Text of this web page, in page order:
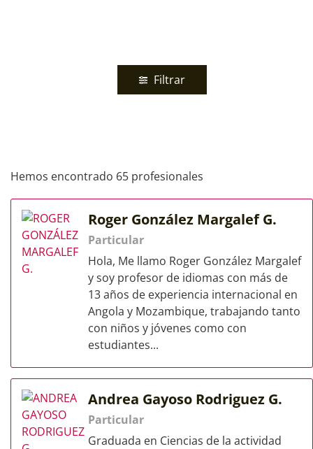
Filtrar
Hemos encontrado 65 profesionales
Roger González Margalef G.
Particular
Hola, Me llamo Roger González Margalef
y soy profesor de idiomas con más de
13 años de experiencia internacional en
Angola y Mozambique, trabajando tanto
con niños y jóvenes como con
estudiantes...
Andrea Gayoso Rodriguez G.
Particular
Graduada en Ciencias de la actividad